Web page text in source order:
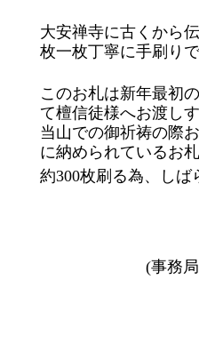
大安禅寺に古くから
枚一枚丁寧に手刷り
このお札は新年最初
て檀信徒様へお渡し
当山での御祈祷の際
に納められているお札
約300枚刷る為、しば
(事務